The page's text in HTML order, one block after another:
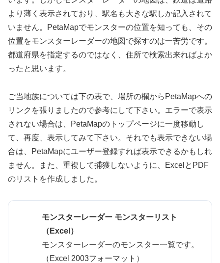
より薄く表示されており、駅名も大きな駅しか記入されて
いません。PetaMapでモンスターの位置を知っても、その
位置をモンスターレーダーの地図で探すのは一苦労です。
都道府県を指定するのではなく、住所で検索出来ればよか
ったと思います。
ご当地族については下の表で、場所の欄からPetaMapへの
リンクを張りましたので参考にして下さい。エラーで表示
されない場合は、PetaMapのトップページに一度移動し
て、再度、表示してみて下さい。それでも表示できない場
合は、PetaMapにユーザー登録すれば表示できるかもしれ
ません。また、重複して捕獲しないように、ExcelとPDF
のリストを作成しました。
モンスターレーダー モンスターリスト
（Excel）
モンスターレーダーのモンスター一覧です。
（Excel 2003フォーマット）